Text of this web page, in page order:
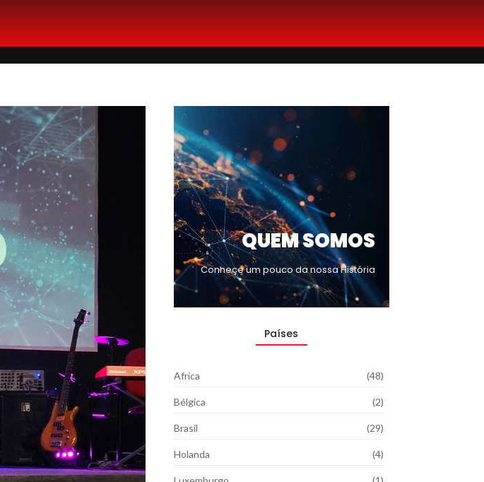
QUEM SOMOS
Conheçe um pouco da nossa História
Países
Africa (48)
Bélgica (2)
Brasil (29)
Holanda (4)